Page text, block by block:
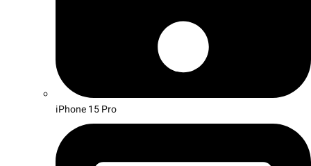
iPhone 15 Pro